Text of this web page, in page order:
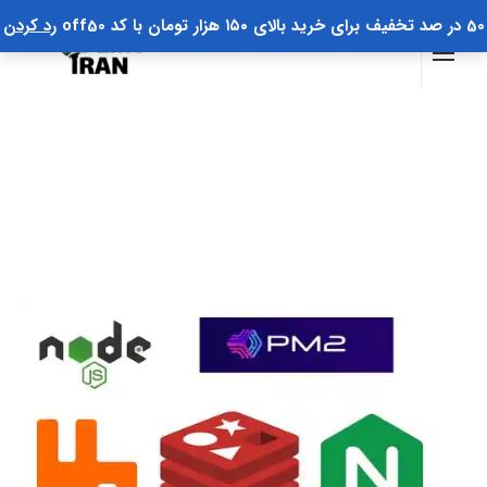
50 در صد تخفیف برای خرید بالای ۱۵۰ هزار تومان با کد off50 رد کردن